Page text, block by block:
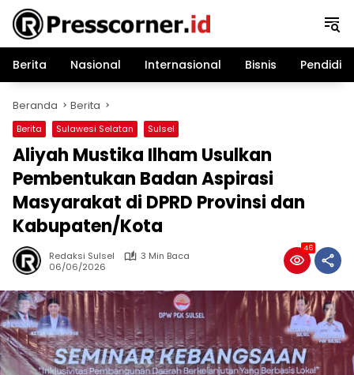
Langsung
konten
Berita
Nasional Internasional Bisnis
Beranda Berita
Berita Sulawesi Selatan Sulsel
Aliyah Mustika Ilham Usulkan
Pembentukan Badan Aspirasi
Masyarakat di DPRD Provinsi dan
Kabupaten/Kota
Redaksi Sulsel
3 Min Baca
06/06/2026
46